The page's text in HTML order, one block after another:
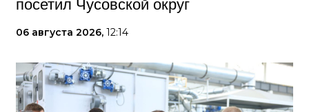
посетил Чусовской округ
06 августа 2026, 12:14